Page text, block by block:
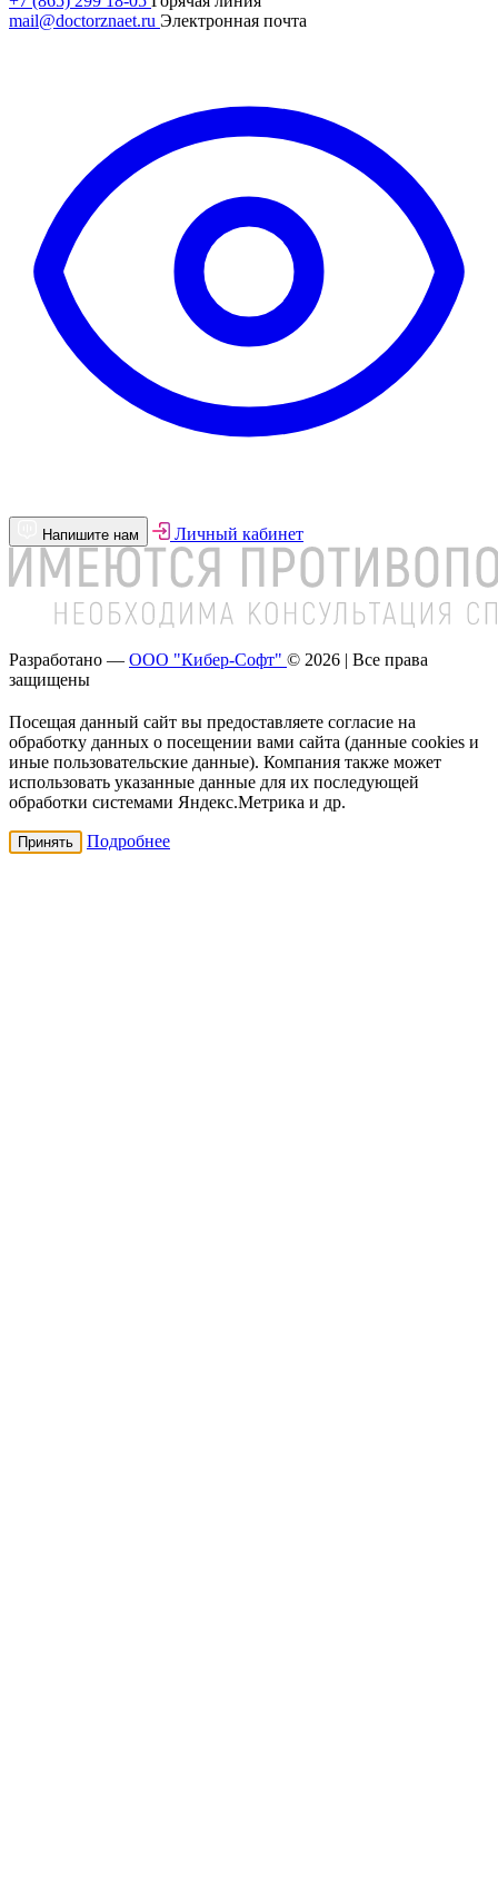
mail@doctorznaet.ru Электронная почта
Напишите нам Личный кабинет
Разработано — ООО "Кибер-Софт" © 2026 | Все права
защищены
Посещая данный сайт вы предоставляете согласие на
обработку данных о посещении вами сайта (данные cookies и
иные пользовательские данные). Компания также может
использовать указанные данные для их последующей
обработки системами Яндекс.Метрика и др.
Принять Подробнее